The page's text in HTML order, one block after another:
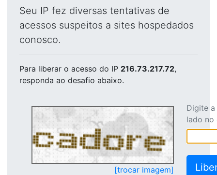
Seu IP fez diversas tentativas de
acessos suspeitos a sites hospedados
conosco.
Para liberar o acesso do IP 216.73.217.72,
responda ao desafio abaixo.
[trocar imagem]
Digite
lado no